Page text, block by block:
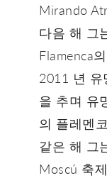
Mirando
다음 해 그
Flamenca
2011 년 유
을 추며 유
의 플레멘
같은 해 그
Moscú 축